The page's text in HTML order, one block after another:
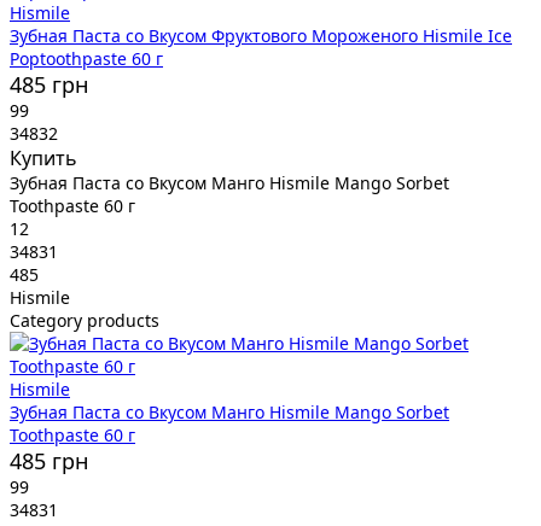
Hismile
Зубная Паста со Вкусом Фруктового Мороженого Hismile Ice
Poptoothpaste 60 г
485 грн
99
34832
Купить
Зубная Паста со Вкусом Манго Hismile Mango Sorbet
Toothpaste 60 г
12
34831
485
Hismile
Category products
Hismile
Зубная Паста со Вкусом Манго Hismile Mango Sorbet
Toothpaste 60 г
485 грн
99
34831